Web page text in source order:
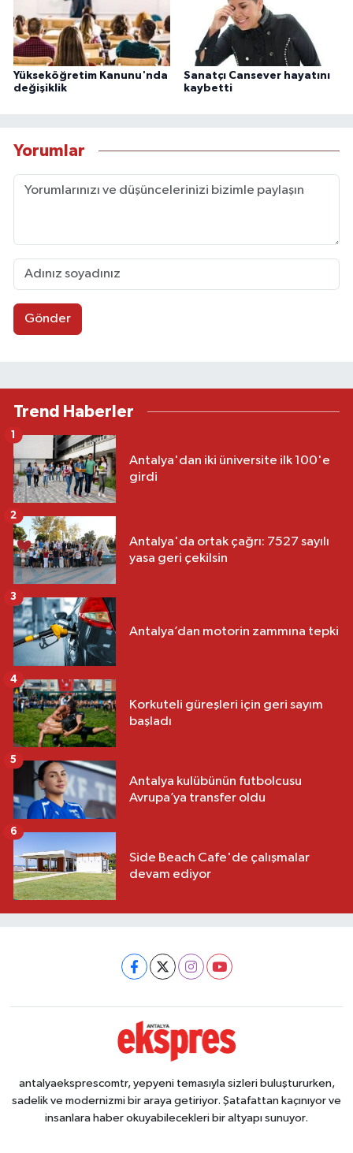
Yükseköğretim Kanunu'nda
değişiklik
Sanatçı Cansever hayatını
kaybetti
Yorumlar
Gönder
Trend Haberler
Antalya'dan iki üniversite ilk 100'e
girdi
1
Antalya'da ortak çağrı: 7527 sayılı
yasa geri çekilsin
2
Antalya’dan motorin zammına tepki
3
Korkuteli güreşleri için geri sayım
başladı
4
Antalya kulübünün futbolcusu
Avrupa’ya transfer oldu
5
Side Beach Cafe'de çalışmalar
devam ediyor
6
antalyaeksprescomtr, yepyeni temasıyla sizleri buluştururken,
sadelik ve modernizmi bir araya getiriyor. Şatafattan kaçınıyor ve
insanlara haber okuyabilecekleri bir altyapı sunuyor.